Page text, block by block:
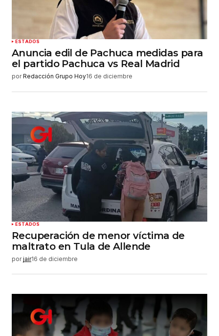
ESTADOS
Anuncia edil de Pachuca medidas para
el partido Pachuca vs Real Madrid
por Redacción Grupo Hoy16 de diciembre
ESTADOS
Recuperación de menor víctima de
maltrato en Tula de Allende
por jair16 de diciembre